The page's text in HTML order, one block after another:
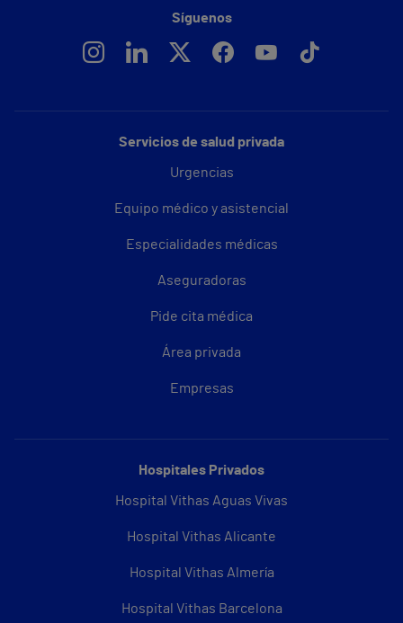
Servicios de salud privada
Urgencias
Equipo médico y asistencial
Especialidades médicas
Aseguradoras
Pide cita médica
Área privada
Empresas
Hospitales Privados
Hospital Vithas Aguas Vivas
Hospital Vithas Alicante
Hospital Vithas Almería
Hospital Vithas Barcelona
Síguenos